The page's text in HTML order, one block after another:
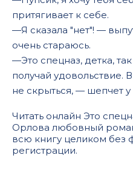
притягивает к себе.
—Я сказала "нет"! —
очень стараюсь.
—Это спецназ, детка,
получай удовольствие.
не скрыться, — шепчет у
Читать онлайн Это
Орлова любовный
всю книгу целиком без
регистрации.